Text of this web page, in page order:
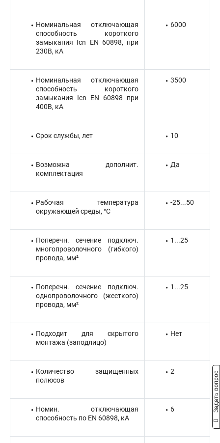
Номинальная отключающая
способность короткого
замыкания Icn EN 60898, при
230В, кА
6000
Номинальная отключающая
способность короткого
замыкания Icn EN 60898 при
400В, кА
3500
Срок службы, лет 10
Возможна дополнит.
комплектация
Да
Рабочая температура
окружающей среды, °C
-25...50
Поперечн. сечение подключ.
многопроволочного (гибкого)
провода, мм²
1...25
Поперечн. сечение подключ.
однопроволочного (жесткого)
провода, мм²
1...25
Подходит для скрытого
монтажа (заподлицо)
Нет
Количество защищенных
полюсов
2
Номин. отключающая
способность по EN 60898, кА
6 Задать вопрос